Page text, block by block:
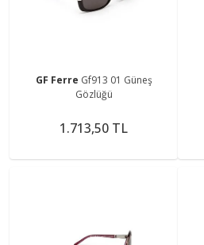
GF Ferre Gf913 01 Güneş
Gözlüğü
1.713,50 TL